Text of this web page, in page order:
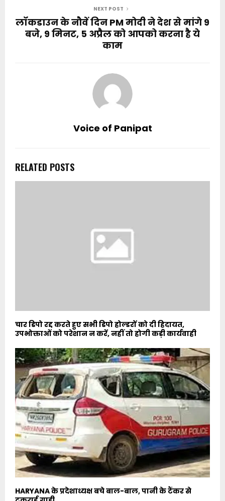
NEXT POST
लॉकडाउन के नौवें दिन PM मोदी ने देश से मांगे 9
बजे, 9 मिनट, 5 अप्रैल को आपको करना है ये
काम
Voice of Panipat
RELATED POSTS
चार डिपो रद्द करते हुए सभी डिपो होल्डरों को दी हिदायत,
उपभोक्ताओं को परेशान न करें, नहीं तो होगी कड़ी कार्यवाही
HARYANA के प्रदेशाध्यक्ष बचे बाल-बाल, पानी के टैंकर से